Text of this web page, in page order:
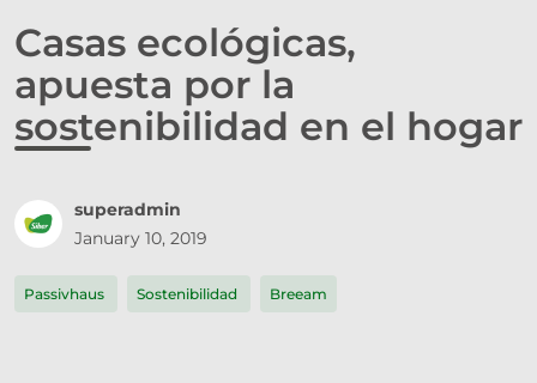
Casas ecológicas,
apuesta por la
sostenibilidad en el hogar
superadmin
January 10, 2019
Passivhaus Sostenibilidad Breeam